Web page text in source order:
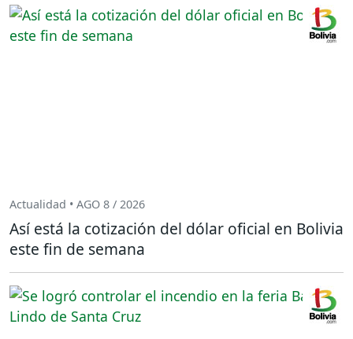
Actualidad • AGO 8 / 2026
Así está la cotización del dólar oficial en Bolivia
este fin de semana